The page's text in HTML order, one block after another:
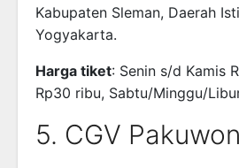
Kabupaten Sleman, Daerah
Yogyakarta.
Harga tiket: Senin s/d Kamis
Rp30 ribu, Sabtu/Minggu/
5. CGV